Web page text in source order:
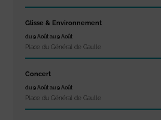
Glisse & Environnement
du 9 Août au 9 Août
Place du Général de Gaulle
Concert
du 9 Août au 9 Août
Place du Général de Gaulle